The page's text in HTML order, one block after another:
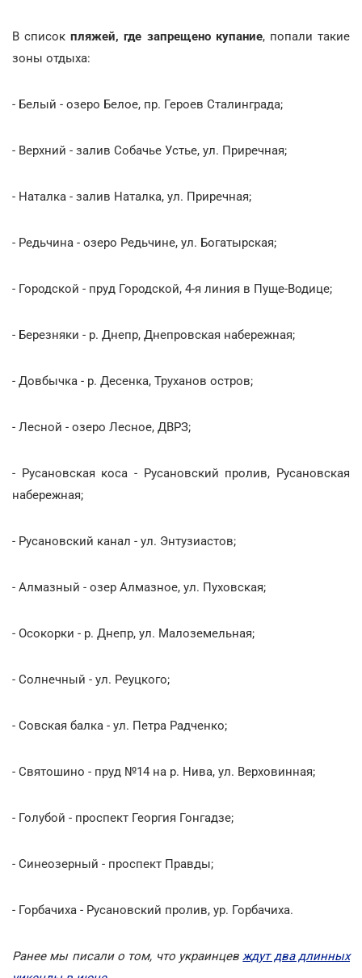
В списокпляжей, где запрещено купание, попали такие
зоны отдыха:
- Белый - озеро Белое, пр. Героев Сталинграда;
- Верхний - залив Собачье Устье, ул. Приречная;
- Наталка - залив Наталка, ул. Приречная;
- Редьчина - озеро Редьчине, ул. Богатырская;
- Городской - пруд Городской, 4-я линия в Пуще-Водице;
- Березняки - р. Днепр, Днепровская набережная;
- Довбычка - р. Десенка, Труханов остров;
- Лесной - озеро Лесное, ДВРЗ;
- Русановская коса - Русановский пролив, Русановская
набережная;
- Русановский канал - ул. Энтузиастов;
- Алмазный - озер Алмазное, ул. Пуховская;
- Осокорки - р. Днепр, ул. Малоземельная;
- Солнечный - ул. Реуцкого;
- Совская балка - ул. Петра Радченко;
- Святошино - пруд №14 на р. Нива, ул. Верховинная;
- Голубой - проспект Георгия Гонгадзе;
- Синеозерный - проспект Правды;
- Горбачиха - Русановский пролив, ур. Горбачиха.
Ранее мы писали о том, что украинцевждут два длинных